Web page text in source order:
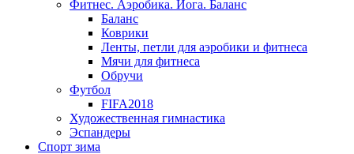
Фитнес. Аэробика. Йога. Баланс
Баланс
Коврики
Ленты, петли для аэробики и фитнеса
Мячи для фитнеса
Обручи
Футбол
FIFA2018
Художественная гимнастика
Эспандеры
Спорт зима